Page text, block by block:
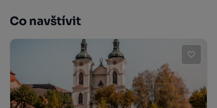
Co navštívit